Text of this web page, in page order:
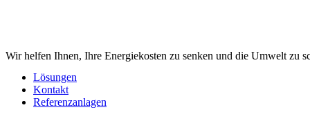
Wir helfen Ihnen, Ihre Energiekosten zu senken und die Umwelt zu
Lösungen
Kontakt
Referenzanlagen